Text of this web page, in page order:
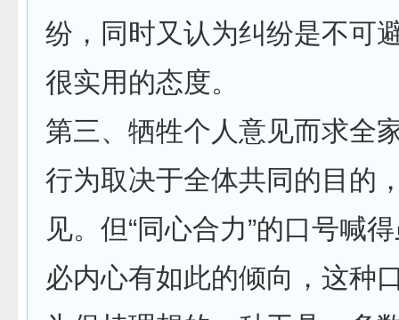
纷，同时又认为纠纷是不可
很实用的态度。
第三、牺牲个人意见而求全
行为取决于全体共同的目的
见。但“同心合力”的口号喊
必内心有如此的倾向，这种